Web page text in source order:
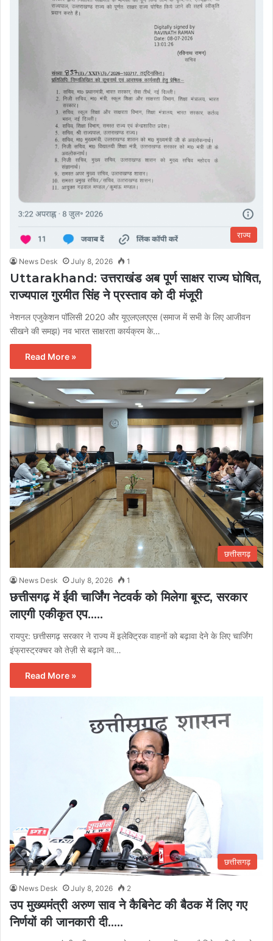
राज्य
News Desk July 8, 2026 1
Uttarakhand: उत्तराखंड अब पूर्ण साक्षर राज्य घोषित,
राज्यपाल गुरमीत सिंह ने प्रस्ताव को दी मंजूरी
नेशनल एजुकेशन पॉलिसी 2020 और यूएलएलएएस (समाज में सभी के लिए आजीवन
सीखने की समझ) नव भारत साक्षरता कार्यक्रम के…
Read More »
छत्तीसगढ़
News Desk July 8, 2026 1
छत्तीसगढ़ में ईवी चार्जिंग नेटवर्क को मिलेगा बूस्ट, सरकार
लाएगी एकीकृत एप…..
रायपुर: छत्तीसगढ़ सरकार ने राज्य में इलेक्ट्रिक वाहनों को बढ़ावा देने के लिए चार्जिंग
इंफ्रास्ट्रक्चर को तेज़ी से बढ़ाने का…
Read More »
छत्तीसगढ़
News Desk July 8, 2026 2
उप मुख्यमंत्री अरुण साव ने कैबिनेट की बैठक में लिए गए
निर्णयों की जानकारी दी…..